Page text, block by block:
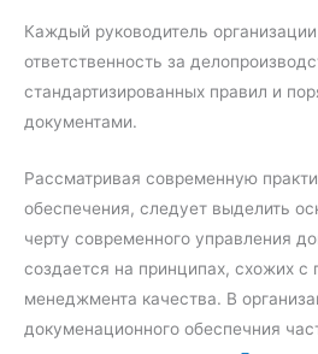
Каждый руководитель
ответственность за
стандартизированных правил и
документами.
Рассматривая современную
обеспечения, следует выделить
черту современного управления
создается на принципах, схожих с
менеджмента качества. В
докуменационного обеспечния